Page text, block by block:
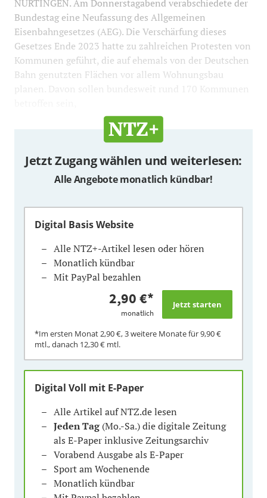
NÜRTINGEN. Am Donnerstagabend verabschiedete der
Bundestag eine Neufassung des Allgemeinen
Eisenbahngesetzes (AEG). Die Verschärfung dieses
Gesetzes Ende 2023 hatte zu zahlreichen Protesten von
Kommunen geführt, die auf ehemals von der Deutschen
Bahn genutzten Flächen vor allem Wohnungsbau
planen. Davon sollen bundesweit rund 170 Kommunen
Jetzt Zugang wählen und weiterlesen:
Alle Angebote monatlich kündbar!
Digital Basis Website
Alle NTZ+-Artikel lesen oder hören
Monatlich kündbar
Mit PayPal bezahlen
2,90 €*
monatlich
*Im ersten Monat2,90 €, 3 weitere Monate für9,90 €
mtl., danach 12,30 € mtl.
Digital Voll mit E-Paper
Alle Artikel auf NTZ.de lesen
Jeden Tag(Mo.-Sa.) die digitale Zeitung
als E-Paper inklusive Zeitungsarchiv
Vorabend Ausgabe als E-Paper
Sport am Wochenende
Monatlich kündbar